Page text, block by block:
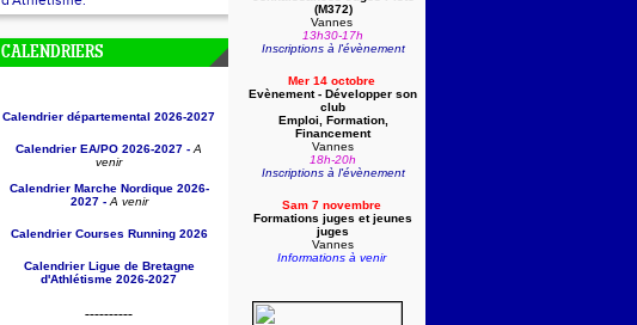
CALENDRIERS
Calendrier départemental 2026-2027
Calendrier EA/PO 2026-2027 - A
venir
Calendrier Marche Nordique 2026-
2027 - A venir
Calendrier Courses Running 2026
Calendrier Ligue de Bretagne
d'Athlétisme 2026-2027
----------
(M372)
Vannes
13h30-17h
Inscriptions à l'évènement
Mer 14 octobre
Evènement - Développer son
club
Emploi, Formation,
Financement
Vannes
18h-20h
Inscriptions à l'évènement
Sam 7 novembre
Formations juges et jeunes
juges
Vannes
Informations à venir